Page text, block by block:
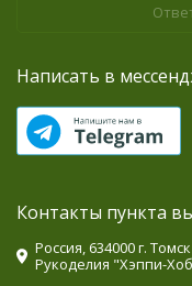
Написать в
Контакты пункта
Россия, 634000 г.
Рукоделия "Хэппи-